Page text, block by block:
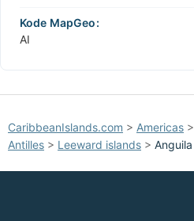
Kode MapGeo:
AI
CaribbeanIslands.com > Americas >
Antilles > Leeward islands > Anguila